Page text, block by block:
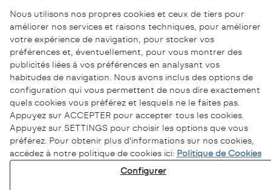
Nous utilisons nos propres cookies et ceux de tiers pour
améliorer nos services et raisons techniques, pour améliorer
votre expérience de navigation, pour stocker vos
préférences et, éventuellement, pour vous montrer des
publicités liées à vos préférences en analysant vos
habitudes de navigation. Nous avons inclus des options de
configuration qui vous permettent de nous dire exactement
quels cookies vous préférez et lesquels ne le faites pas.
Appuyez sur ACCEPTER pour accepter tous les cookies.
Appuyez sur SETTINGS pour choisir les options que vous
préférez. Pour obtenir plus d'informations sur nos cookies,
accédez à notre politique de cookies ici: Politique de Cookies
Configurer